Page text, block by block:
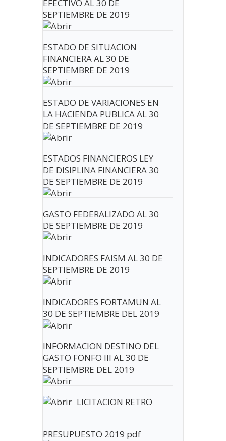
EFECTIVO AL 30 DE
SEPTIEMBRE DE 2019
ESTADO DE SITUACION
FINANCIERA AL 30 DE
SEPTIEMBRE DE 2019
ESTADO DE VARIACIONES EN
LA HACIENDA PUBLICA AL 30
DE SEPTIEMBRE DE 2019
ESTADOS FINANCIEROS LEY
DE DISIPLINA FINANCIERA 30
DE SEPTIEMBRE DE 2019
GASTO FEDERALIZADO AL 30
DE SEPTIEMBRE DE 2019
INDICADORES FAISM AL 30 DE
SEPTIEMBRE DE 2019
INDICADORES FORTAMUN AL
30 DE SEPTIEMBRE DEL 2019
INFORMACION DESTINO DEL
GASTO FONFO III AL 30 DE
SEPTIEMBRE DEL 2019
LICITACION RETRO
PRESUPUESTO 2019 pdf